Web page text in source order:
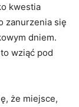
kwestia
zanurzenia się
dniem.‍
wziąć pod
że miejsce,